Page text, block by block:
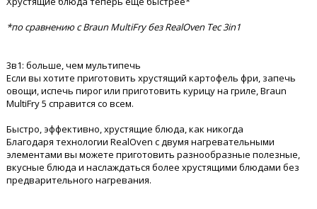
*по сравнению с Braun MultiFry без RealOven Tec 3in1
3в1: больше, чем мультипечь
Если вы хотите приготовить хрустящий картофель фри, запечь
овощи, испечь пирог или приготовить курицу на гриле, Braun
MultiFry 5 справится со всем.
Быстро, эффективно, хрустящие блюда, как никогда
Благодаря технологии RealOven с двумя нагревательными
элементами вы можете приготовить разнообразные полезные,
вкусные блюда и наслаждаться более хрустящими блюдами без
предварительного нагревания.